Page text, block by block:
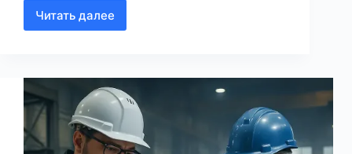
Читать далее
Производство
промышленных
ёмкостей
в
России:
технология,